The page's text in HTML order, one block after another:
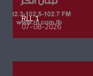
RLL 1
07-08-2026